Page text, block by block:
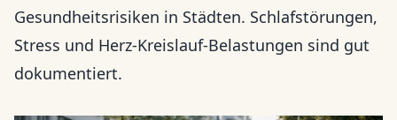
Gesundheitsrisiken in Städten. Schlafstörungen,
Stress und Herz-Kreislauf-Belastungen sind gut
dokumentiert.